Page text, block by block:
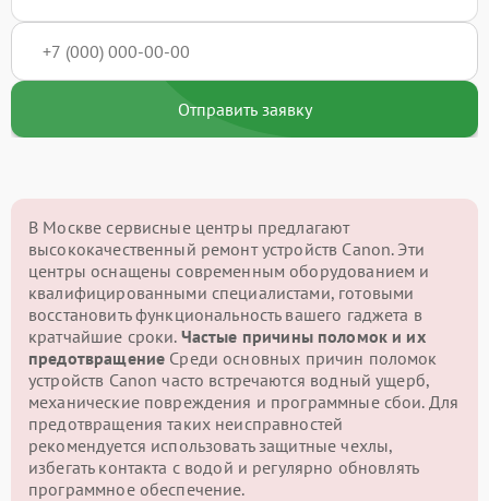
Отправить заявку
В Москве сервисные центры предлагают
высококачественный ремонт устройств Canon. Эти
центры оснащены современным оборудованием и
квалифицированными специалистами, готовыми
восстановить функциональность вашего гаджета в
кратчайшие сроки. Частые причины поломок и их
предотвращение Среди основных причин поломок
устройств Canon часто встречаются водный ущерб,
механические повреждения и программные сбои. Для
предотвращения таких неисправностей
рекомендуется использовать защитные чехлы,
избегать контакта с водой и регулярно обновлять
программное обеспечение.